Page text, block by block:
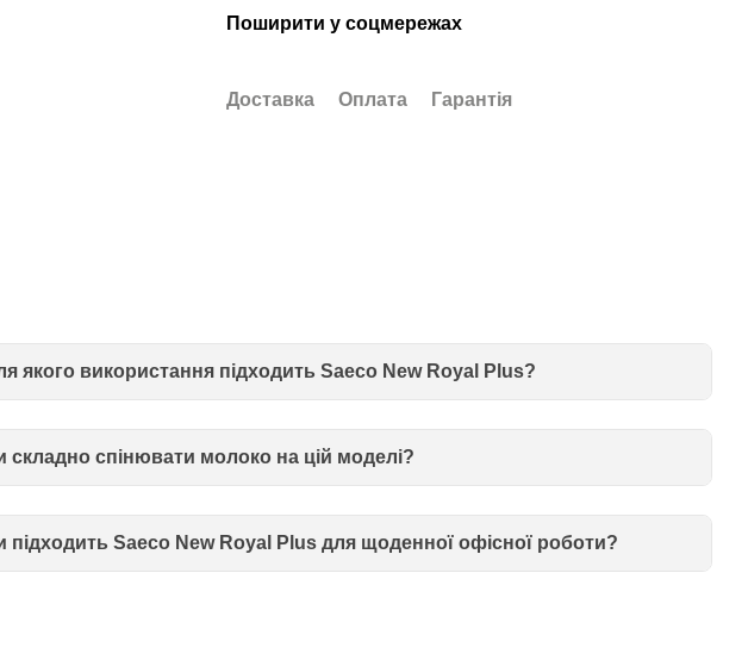
Поширити у соцмережах
Доставка Оплата Гарантія
якого використання підходить Saeco New Royal Plus?
складно спінювати молоко на цій моделі?
підходить Saeco New Royal Plus для щоденної офісної роботи?